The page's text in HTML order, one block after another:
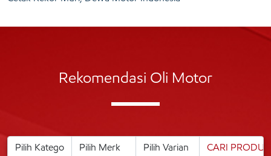
Rekomendasi Oli Motor